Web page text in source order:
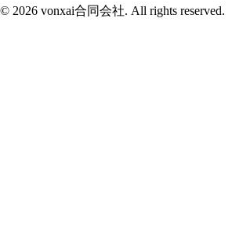
© 2026 vonxai合同会社. All rights reserved.